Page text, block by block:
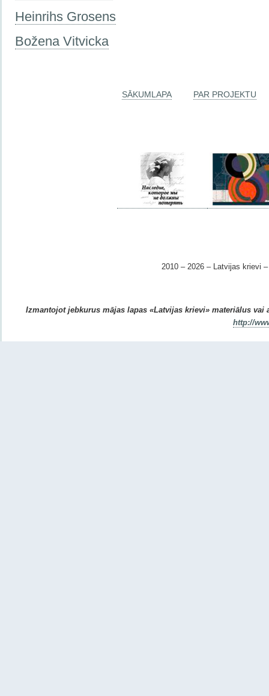
Heinrihs Grosens
Božena Vitvicka
SĀKUMLAPA PAR PROJEKTU
2010 – 2026 – Latvijas krievi –
Izmantojot jebkurus mājas lapas «Latvijas krievi» materiālus
http://